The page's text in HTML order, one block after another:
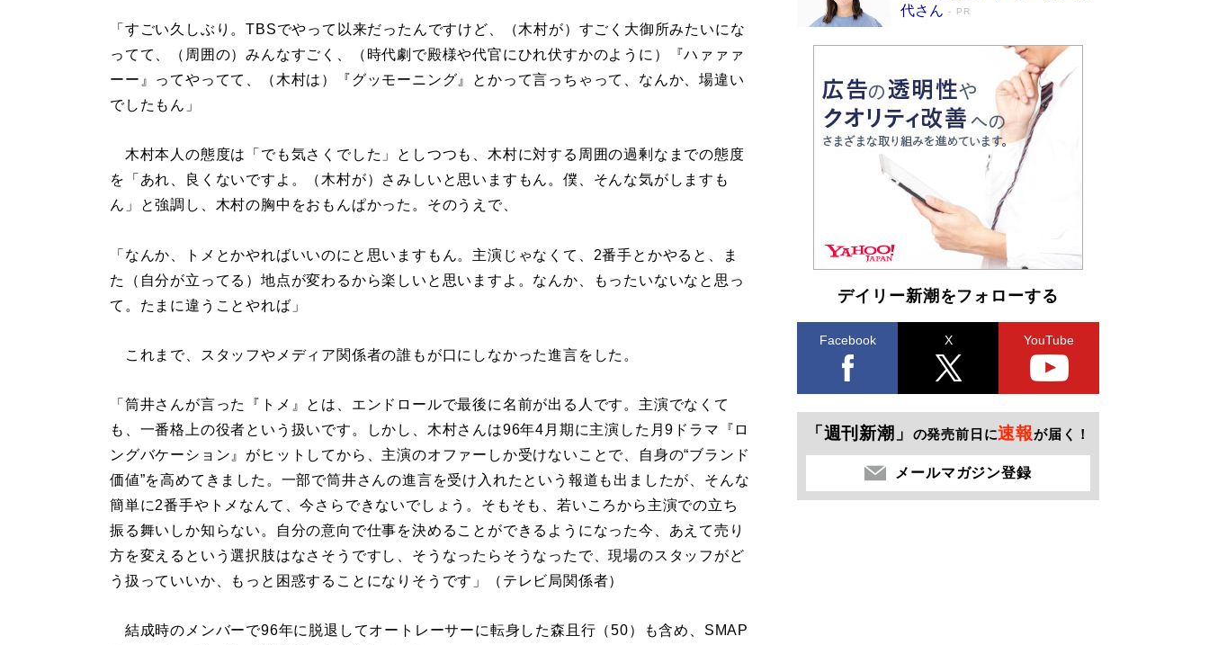
「すごい久しぶり。TBSでやって以来だったんですけど、（木村が）すごく大御所みたいにな
ってて、（周囲の）みんなすごく、（時代劇で殿様や代官にひれ伏すかのように）『ハァァァ
ーー』ってやってて、（木村は）『グッモーニング』とかって言っちゃって、なんか、場違い
でしたもん」
木村本人の態度は「でも気さくでした」としつつも、木村に対する周囲の過剰なまでの態度
を「あれ、良くないですよ。（木村が）さみしいと思いますもん。僕、そんな気がしますも
ん」と強調し、木村の胸中をおもんぱかった。そのうえで、
「なんか、トメとかやればいいのにと思いますもん。主演じゃなくて、2番手とかやると、ま
た（自分が立ってる）地点が変わるから楽しいと思いますよ。なんか、もったいないなと思っ
て。たまに違うことやれば」
これまで、スタッフやメディア関係者の誰もが口にしなかった進言をした。
「筒井さんが言った『トメ』とは、エンドロールで最後に名前が出る人です。主演でなくて
も、一番格上の役者という扱いです。しかし、木村さんは96年4月期に主演した月9ドラマ『ロ
ングバケーション』がヒットしてから、主演のオファーしか受けないことで、自身の“ブランド
価値”を高めてきました。一部で筒井さんの進言を受け入れたという報道も出ましたが、そんな
簡単に2番手やトメなんて、今さらできないでしょう。そもそも、若いころから主演での立ち
振る舞いしか知らない。自分の意向で仕事を決めることができるようになった今、あえて売り
方を変えるという選択肢はなさそうですし、そうなったらそうなったで、現場のスタッフがど
う扱っていいか、もっと困惑することになりそうです」（テレビ局関係者）
結成時のメンバーで96年に脱退してオートレーサーに転身した森且行（50）も含め、SMAP
代さん
PR
デイリー新潮をフォローする
Facebook X YouTube
「週刊新潮」 の発売前日に速報が届く！
メールマガジン登録